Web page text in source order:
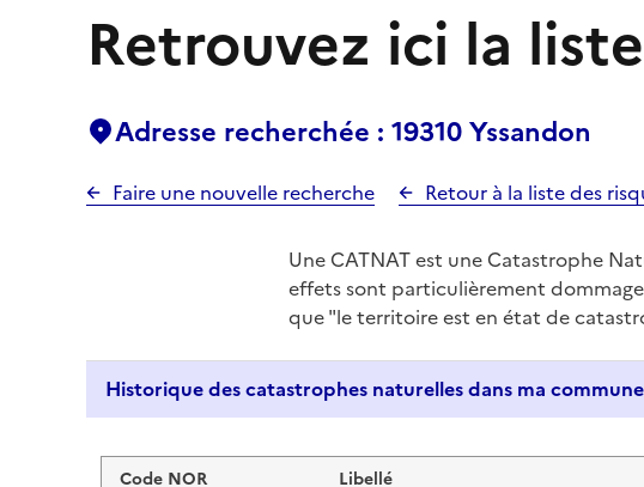
Retrouvez ici la
Adresse recherchée : 19310 Yssandon
Faire une nouvelle recherche Retour à la liste des
Une CATNAT est une Catastrophe
effets sont particulièrement
que "le territoire est en état de
Liste de résultats
Code NOR Libellé